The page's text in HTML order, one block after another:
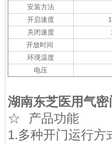
安装方法
开启速度
关闭速度
开放时间
环境温度
电压
湖南东芝医用气密
☆ 产品功能
1.多种开门运行